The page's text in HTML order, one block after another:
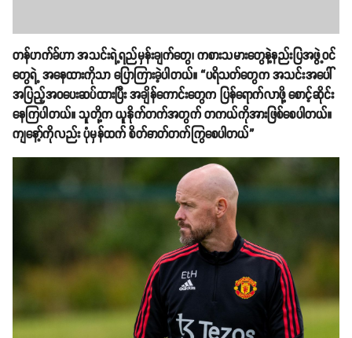
တန်ဟက်ခ်ဟာ အသင်းရဲ့ရည်မှန်းချက်တွေ၊ ကစားသမားတွေနဲ့နည်းပြအဖွဲ့ဝင်
တွေရဲ့ အနေထားကိုသာ ပြောကြားခဲ့ပါတယ်။ “ပရိသတ်တွေက အသင်းအပေါ်
အပြည့်အဝပေးဆပ်ထားပြီး အချိန်ကောင်းတွေက ပြန်ရောက်လာဖို့ စောင့်ဆိုင်း
နေကြပါတယ်။ သူတို့က ယူနိုက်တက်အတွက် တကယ်ကိုအားဖြစ်စေပါတယ်။
ကျနော့်ကိုလည်း ပုံမှန်ထက် စိတ်ဓာတ်တက်ကြွစေပါတယ်”